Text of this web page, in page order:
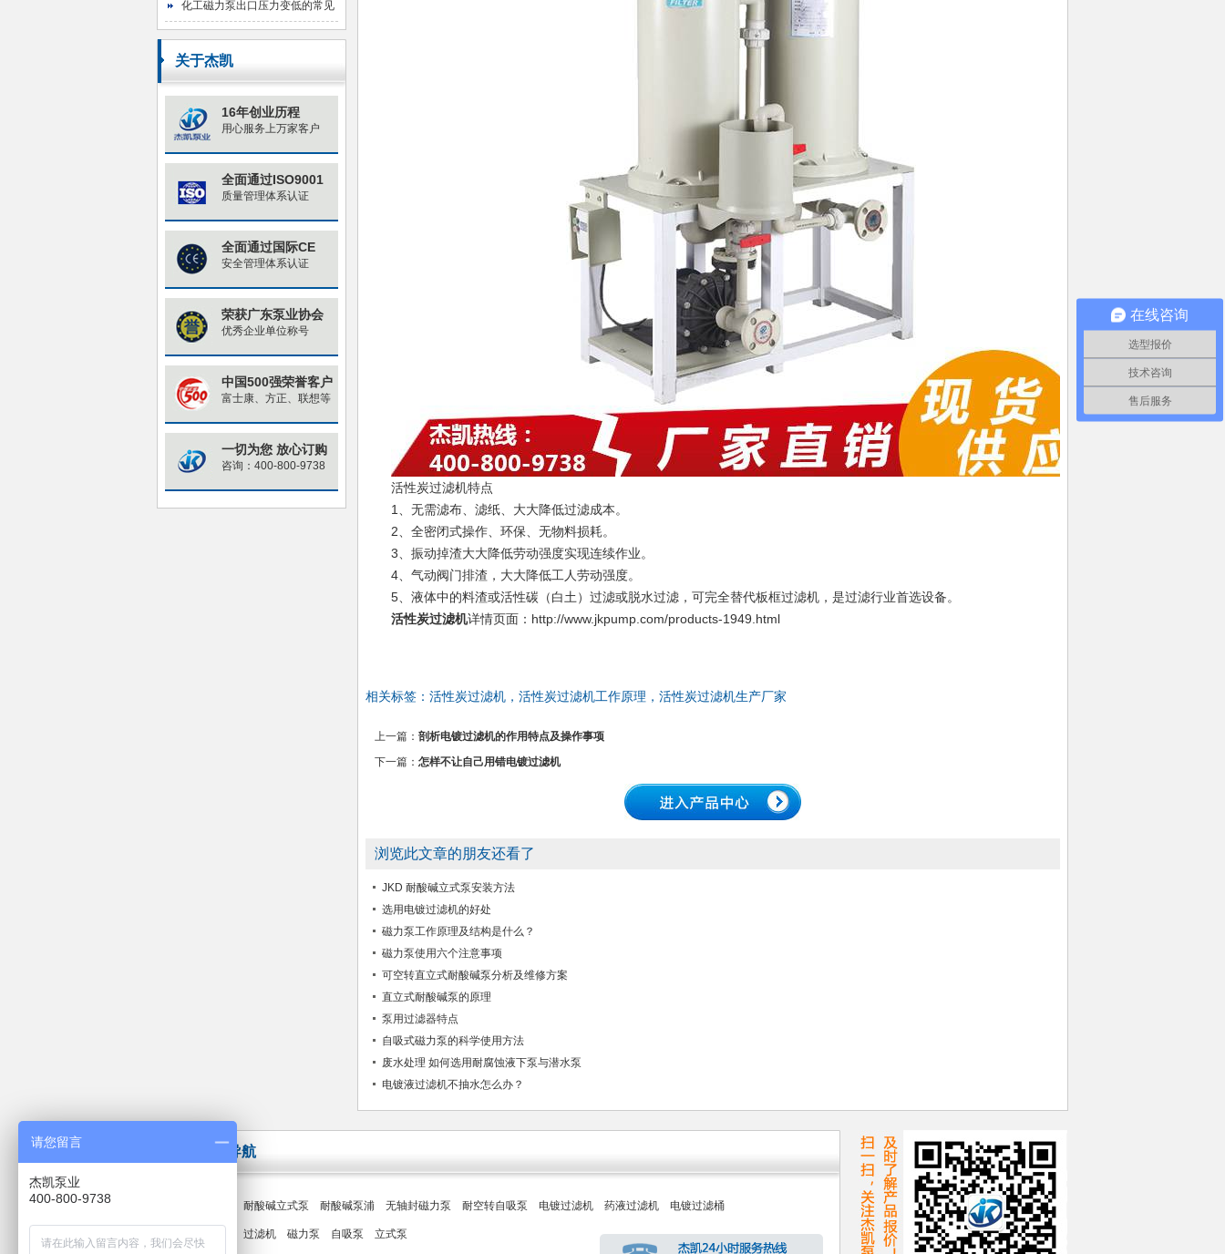
原因与排查指南
化工磁力泵出口压力变低的常见
原因与对策
关于杰凯
16年创业历程
用心服务上万家客户
全面通过ISO9001
质量管理体系认证
全面通过国际CE
安全管理体系认证
荣获广东泵业协会
优秀企业单位称号
中国500强荣誉客户
富士康、方正、联想等
一切为您 放心订购
咨询：400-800-9738
活性炭过滤机特点
1、无需滤布、滤纸、大大降低过滤成本。
2、全密闭式操作、环保、无物料损耗。
3、振动掉渣大大降低劳动强度实现连续作业。
4、气动阀门排渣，大大降低工人劳动强度。
5、液体中的料渣或活性碳（白土）过滤或脱水过滤，可完全替代板框过滤机，是过滤行业首选设备。
活性炭过滤机详情页面：http://www.jkpump.com/products-1949.html
相关标签： 活性炭过滤机，活性炭过滤机工作原理，活性炭过滤机生产厂家
上一篇： 剖析电镀过滤机的作用特点及操作事项
下一篇： 怎样不让自己用错电镀过滤机
浏览此文章的朋友还看了
JKD 耐酸碱立式泵安装方法
选用电镀过滤机的好处
磁力泵工作原理及结构是什么？
磁力泵使用六个注意事项
可空转直立式耐酸碱泵分析及维修方案
直立式耐酸碱泵的原理
泵用过滤器特点
自吸式磁力泵的科学使用方法
废水处理 如何选用耐腐蚀液下泵与潜水泵
电镀液过滤机不抽水怎么办？
快速导航
耐酸碱立式泵 耐酸碱泵浦 无轴封磁力泵 耐空转自吸泵 电镀过滤机 药液过滤机 电镀过滤桶
过滤机 磁力泵 自吸泵 立式泵
在线咨询
选型报价
技术咨询
售后服务
请您留言
杰凯泵业
400-800-9738